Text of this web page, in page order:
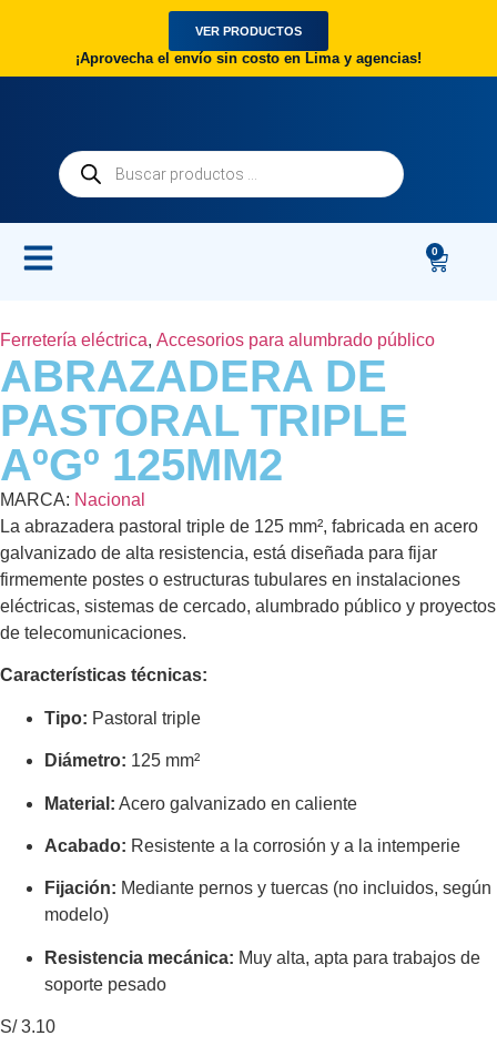
VER PRODUCTOS
¡Aprovecha el envío sin costo en Lima y agencias!
0
Ferretería eléctrica, Accesorios para alumbrado público
ABRAZADERA DE
PASTORAL TRIPLE
AºGº 125MM2
MARCA: Nacional
La abrazadera pastoral triple de 125 mm², fabricada en acero
galvanizado de alta resistencia, está diseñada para fijar
firmemente postes o estructuras tubulares en instalaciones
eléctricas, sistemas de cercado, alumbrado público y proyectos
de telecomunicaciones.
Características técnicas:
Tipo: Pastoral triple
Diámetro: 125 mm²
Material: Acero galvanizado en caliente
Acabado: Resistente a la corrosión y a la intemperie
Fijación: Mediante pernos y tuercas (no incluidos, según
modelo)
Resistencia mecánica: Muy alta, apta para trabajos de
soporte pesado
S/3.10